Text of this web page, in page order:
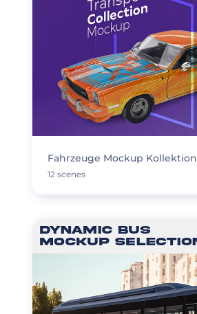
Fahrzeuge Mockup Kollektion
12 scenes